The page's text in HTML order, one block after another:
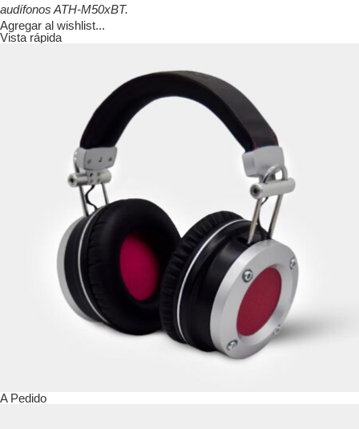
audífonos ATH-M50xBT.
Agregar al wishlist...
Vista rápida
A Pedido